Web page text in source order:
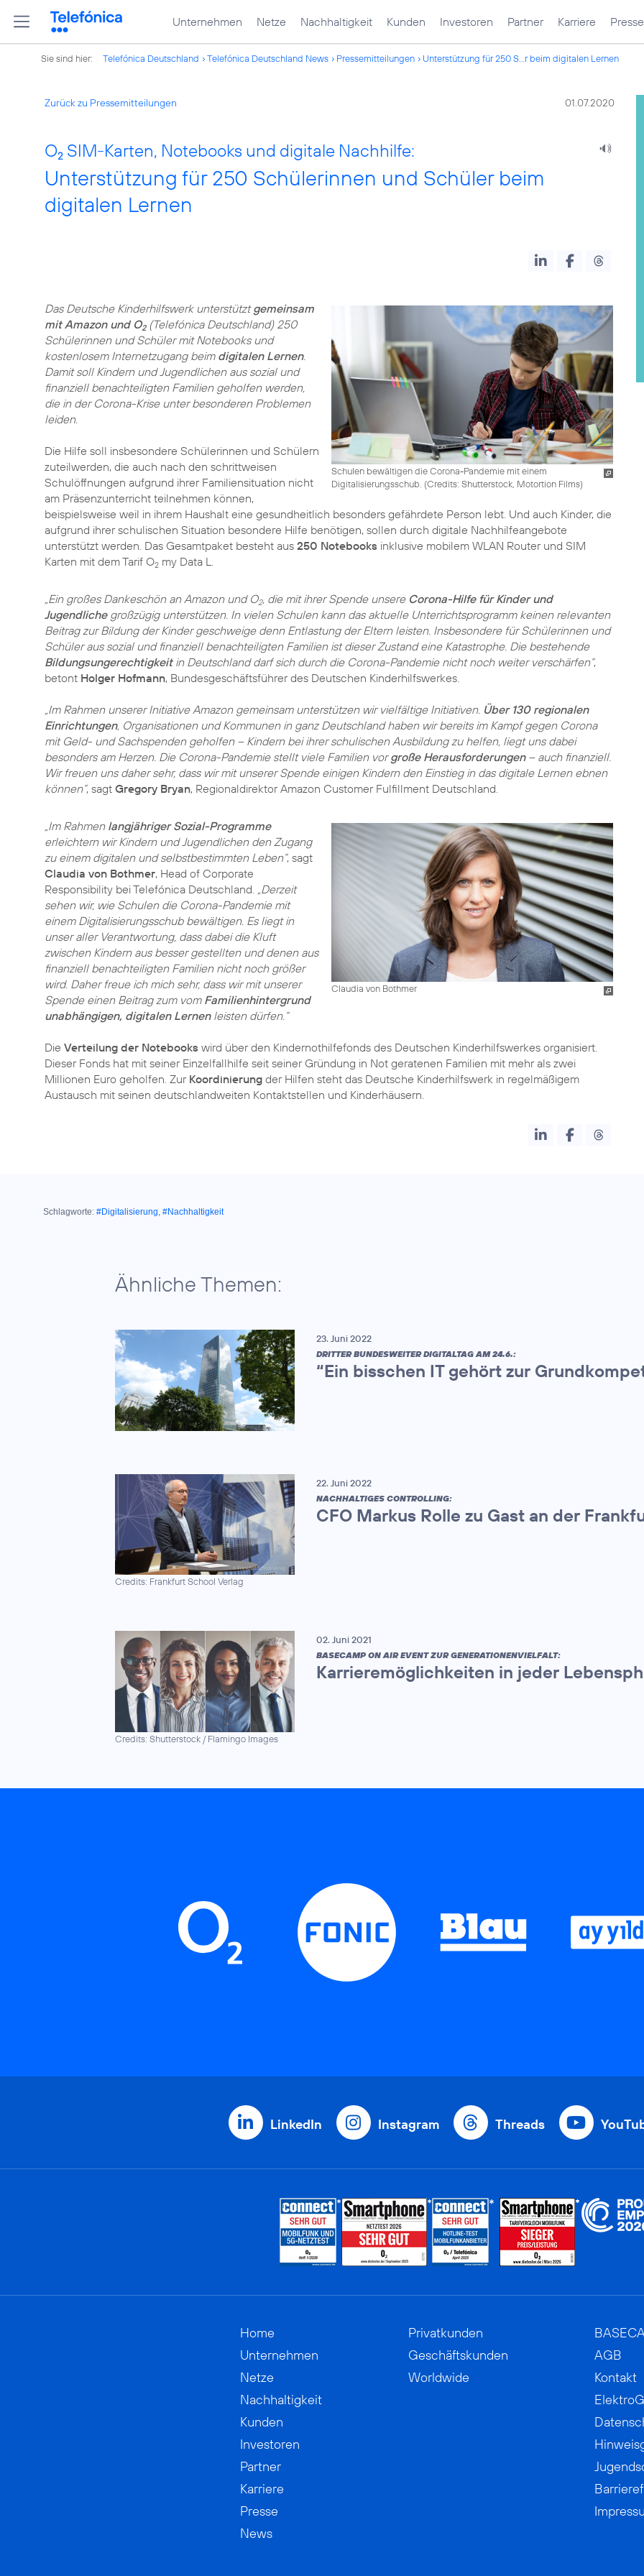
Unternehmen Netze Nachhaltigkeit Kunden Investoren Partner Karriere Presse
Sie sind hier: Telefónica Deutschland Telefónica Deutschland News Pressemitteilungen Unterstützung für 250 S...r beim digitalen Lernen
Zurück zu Pressemitteilungen 01.07.2020
O2 SIM-Karten, Notebooks und digitale Nachhilfe:
Unterstützung für 250 Schülerinnen und Schüler beim
digitalen Lernen
Schulen bewältigen die Corona-Pandemie mit einem
Digitalisierungsschub. (Credits: Shutterstock, Motortion Films)
Das Deutsche Kinderhilfswerk unterstütztgemeinsam
mit Amazon und O2(Telefónica Deutschland) 250
Schülerinnen und Schüler mit Notebooks und
kostenlosem Internetzugang beim digitalen Lernen.
Damit soll Kindern und Jugendlichen aus sozial und
finanziell benachteiligten Familien geholfen werden,
die in der Corona-Krise unter besonderen Problemen
leiden.
Die Hilfe soll insbesondere Schülerinnen und Schülern
zuteilwerden, die auch nach den schrittweisen
Schulöffnungen aufgrund ihrer Familiensituation nicht
am Präsenzunterricht teilnehmen können,
beispielsweise weil in ihrem Haushalt eine gesundheitlich besonders gefährdete Person lebt. Und auch Kinder, die
aufgrund ihrer schulischen Situation besondere Hilfe benötigen, sollen durch digitale Nachhilfeangebote
unterstützt werden. Das Gesamtpaket besteht aus 250 Notebooks inklusive mobilem WLAN Router und SIM
Karten mit dem Tarif O2 my Data L.
„Ein großes Dankeschön an Amazon und O2, die mit ihrer Spende unsere Corona-Hilfe für Kinder und
Jugendlichegroßzügig unterstützen. In vielen Schulen kann das aktuelle Unterrichtsprogramm keinen relevanten
Beitrag zur Bildung der Kinder geschweige denn Entlastung der Eltern leisten. Insbesondere für Schülerinnen und
Schüler aus sozial und finanziell benachteiligten Familien ist dieser Zustand eine Katastrophe. Die bestehende
Bildungsungerechtigkeitin Deutschland darf sich durch die Corona-Pandemie nicht noch weiter verschärfen“,
betont Holger Hofmann, Bundesgeschäftsführer des Deutschen Kinderhilfswerkes.
„Im Rahmen unserer Initiative Amazon gemeinsam unterstützen wir vielfältige Initiativen. Über 130 regionalen
Einrichtungen, Organisationen und Kommunen in ganz Deutschland haben wir bereits im Kampf gegen Corona
mit Geld- und Sachspenden geholfen – Kindern bei ihrer schulischen Ausbildung zu helfen, liegt uns dabei
besonders am Herzen. Die Corona-Pandemie stellt viele Familien vorgroße Herausforderungen– auch finanziell.
Wir freuen uns daher sehr, dass wir mit unserer Spende einigen Kindern den Einstieg in das digitale Lernen ebnen
können“, sagt Gregory Bryan
Claudia von Bothmer
„Im Rahmen langjähriger Sozial-Programme
erleichtern wir Kindern und Jugendlichen den Zugang
zu einem digitalen und selbstbestimmten Leben“, sagt
Claudia von Bothmer, Head of Corporate
Responsibility bei Telefónica Deutschland. „Derzeit
sehen wir, wie Schulen die Corona-Pandemie mit
einem Digitalisierungsschub bewältigen. Es liegt in
unser aller Verantwortung, dass dabei die Kluft
zwischen Kindern aus besser gestellten und denen aus
finanziell benachteiligten Familien nicht noch größer
wird. Daher freue ich mich sehr, dass wir mit unserer
Spende einen Beitrag zum vom Familienhintergrund
unabhängigen, digitalen Lernenleisten dürfen.“
Die Verteilung der Notebooks wird über den Kindernothilfefonds des Deutschen Kinderhilfswerkes organisiert.
Dieser Fonds hat mit seiner Einzelfallhilfe seit seiner Gründung in Not geratenen Familien mit mehr als zwei
Millionen Euro geholfen. Zur Koordinierung der Hilfen steht das Deutsche Kinderhilfswerk in regelmäßigem
Austausch mit seinen deutschlandweiten Kontaktstellen und Kinderhäusern.
Schlagworte: #Digitalisierung, #Nachhaltigkeit
Ähnliche Themen:
23. Juni 2022
DRITTER BUNDESWEITER DIGITALTAG AM 24.6.:
“Ein bisschen IT gehört zur
Credits: Frankfurt School Verlag
22. Juni 2022
NACHHALTIGES CONTROLLING:
CFO Markus Rolle zu Gast an der
Credits: Shutterstock / Flamingo Images
02. Juni 2021
BASECAMP ON AIR EVENT ZUR GENERATIONENVIELFALT:
Karrieremöglichkeiten in jeder
LinkedIn Instagram Threads
Home
Unternehmen
Netze
Nachhaltigkeit
Kunden
Investoren
Partner
Karriere
Presse
News
Privatkunden
Geschäftskunden
Worldwide
AGB
Kontakt